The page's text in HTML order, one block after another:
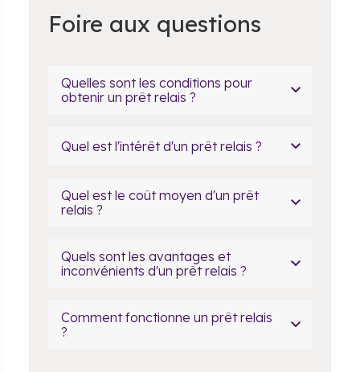
Foire aux questions
Quelles sont les conditions pour
obtenir un prêt relais ?
Quel est l'intérêt d'un prêt relais ?
Quel est le coût moyen d'un prêt
relais ?
Quels sont les avantages et
inconvénients d'un prêt relais ?
Comment fonctionne un prêt relais
?